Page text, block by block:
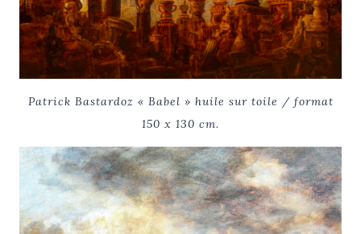
Patrick Bastardoz « Babel » huile sur toile / format
150 x 130 cm.